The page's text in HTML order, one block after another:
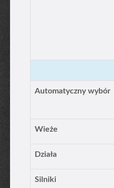
Automatyczny wybór
Wieże
Działa
Silniki